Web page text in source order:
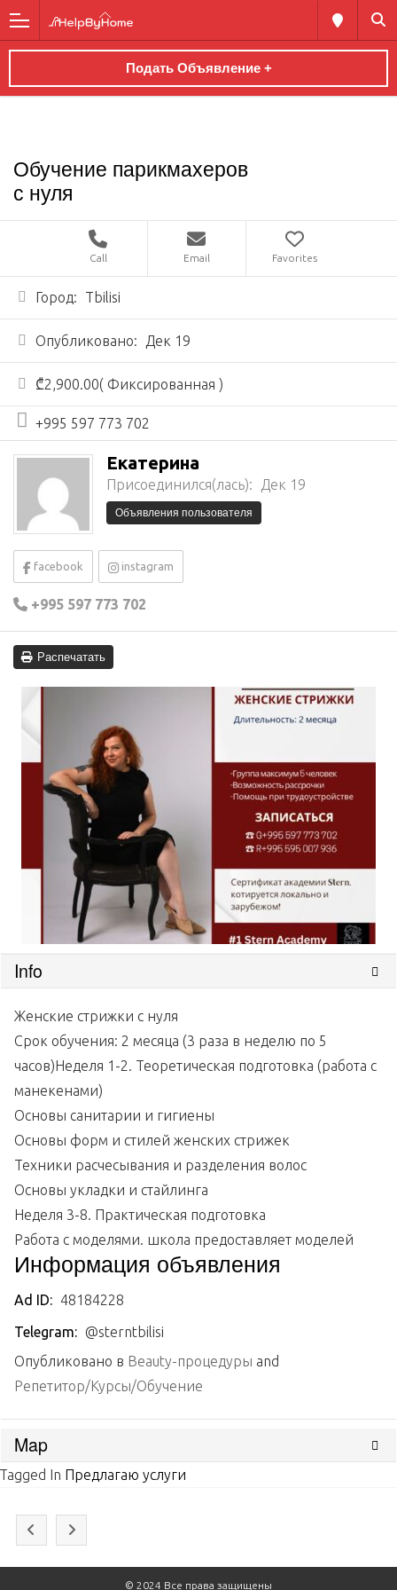
Подать Объявление +
Обучение парикмахеров
с нуля
Call Email Favorites
Город: Tbilisi
Опубликовано: Дек 19
₾2,900.00( Фиксированная )
+995 597 773 702
Екатерина
Присоединился(лась): Дек 19
Объявления пользователя
facebook instagram
+995 597 773 702
Распечатать
Info
Женские стрижки с нуля
Срок обучения: 2 месяца (3 раза в неделю по 5
часов)Неделя 1-2. Теоретическая подготовка (работа с
манекенами)
Основы санитарии и гигиены
Основы форм и стилей женских стрижек
Техники расчесывания и разделения волос
Основы укладки и стайлинга
Неделя 3-8. Практическая подготовка
Работа с моделями. школа предоставляет моделей
Информация объявления
Ad ID: 48184228
Telegram: @sterntbilisi
Опубликовано в Beauty-процедуры and
Репетитор/Курсы/Обучение
Map
Tagged In Предлагаю услуги
© 2024 Все права защищены